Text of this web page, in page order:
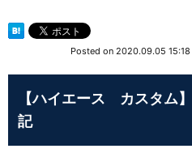
Posted on 2020.09.05 15:18
【ハイエース カスタム
記